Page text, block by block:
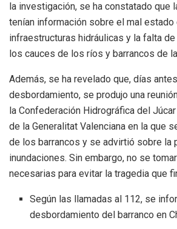
la investigación, se ha constatado que
tenían información sobre el mal estado
infraestructuras hidráulicas y la falta
los cauces de los ríos y barrancos de
Además, se ha revelado que, días
desbordamiento, se produjo una
la Confederación Hidrográfica del
de la Generalitat Valenciana en la que
de los barrancos y se advirtió sobre la
inundaciones. Sin embargo, no se
necesarias para evitar la tragedia que
Según las llamadas al 112, se
desbordamiento del barranco en